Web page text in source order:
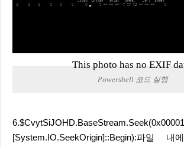
This photo has no EXIF
Powershell 코드 실행
[System.IO.SeekOrigin]::Begin):파일